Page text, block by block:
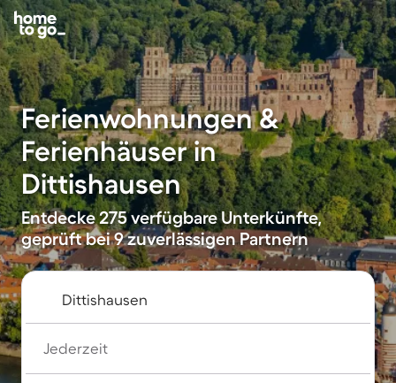
Ferienwohnungen &
Ferienhäuser in
Dittishausen
Entdecke 275 verfügbare Unterkünfte,
geprüft bei 9 zuverlässigen Partnern
Jederzeit